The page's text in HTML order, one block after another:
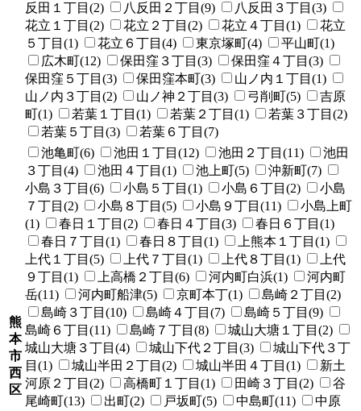
反田１丁目(2)
八反田２丁目(9)
八反田３丁目(3)
花立１丁目(2)
花立２丁目(2) 花立４丁目(1)
花立
５丁目(1)
花立６丁目(4) 東京塚町(4)
平山町(1)
広木町(12)
保田窪３丁目(3)
保田窪４丁目(3)
保田窪５丁目(3)
保田窪本町(3)
山ノ内１丁目(1)
山ノ内３丁目(2)
山ノ神２丁目(3) 弓削町(5)
吉原
町(1)
若葉１丁目(1) 若葉２丁目(1)
若葉３丁目(2)
若葉５丁目(3)
若葉６丁目(7)
熊
本
市
西
区
池亀町(6) 池田１丁目(12) 池田２丁目(11)
池田
３丁目(4)
池田４丁目(1) 池上町(5)
沖新町(7)
小島３丁目(6)
小島５丁目(1) 小島６丁目(2)
小島
７丁目(2)
小島８丁目(5) 小島９丁目(11)
小島上町
(1)
春日１丁目(2) 春日４丁目(3)
春日６丁目(1)
春日７丁目(1)
春日８丁目(1)
上熊本１丁目(1)
上代１丁目(5)
上代７丁目(1) 上代８丁目(1)
上代
９丁目(1)
上高橋２丁目(6) 河内町白浜(1)
河内町
岳(11)
河内町船津(5) 京町本丁(1)
島崎２丁目(2)
島崎３丁目(10)
島崎４丁目(7)
島崎５丁目(9)
島崎６丁目(11)
島崎７丁目(8)
城山大塘１丁目(2)
城山大塘３丁目(4)
城山下代２丁目(3)
城山下代３丁
目(1)
城山半田２丁目(2) 城山半田４丁目(1)
新土
河原２丁目(2)
高橋町１丁目(1) 田崎３丁目(2)
谷
尾崎町(13)
出町(2) 戸坂町(5) 中島町(11)
中原